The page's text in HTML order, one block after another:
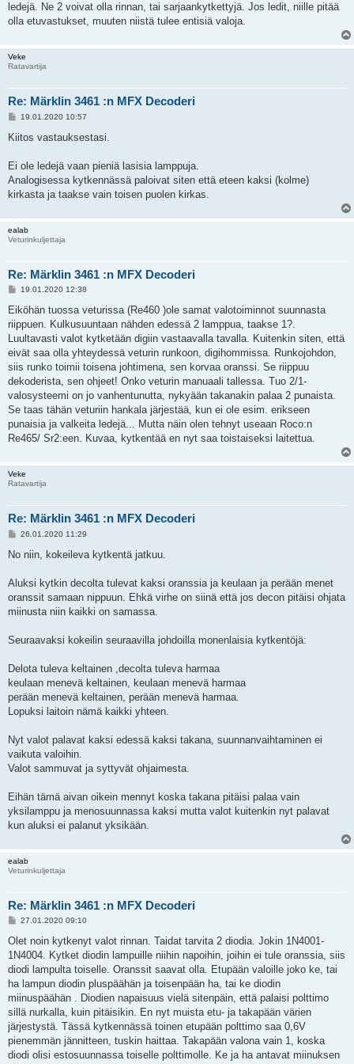
ledejä. Ne 2 voivat olla rinnan, tai sarjaankytkettyjä. Jos ledit, niille pitää
olla etuvastukset, muuten niistä tulee entisiä valoja.
Veke
Ratavartija
Re: Märklin 3461 :n MFX Decoderi
V
e
19.01.2020 10:57
Kiitos vastauksestasi.
Ei ole ledejä vaan pieniä lasisia lamppuja.
Analogisessa kytkennässä paloivat siten että eteen kaksi (kolme)
kirkasta ja taakse vain toisen puolen kirkas.
ealab
Veturinkuljettaja
Re: Märklin 3461 :n MFX Decoderi
V
e
t
i
19.01.2020 12:38
Eiköhän tuossa veturissa (Re460 )ole samat valotoiminnot suunnasta
riippuen. Kulkusuuntaan nähden edessä 2 lamppua, taakse 1?.
Luultavasti valot kytketään digiin vastaavalla tavalla. Kuitenkin siten, että
eivät saa olla yhteydessä veturin runkoon, digihommissa. Runkojohdon,
siis runko toimii toisena johtimena, sen korvaa oranssi. Se riippuu
dekoderista, sen ohjeet! Onko veturin manuaali tallessa. Tuo 2/1-
valosysteemi on jo vanhentunutta, nykyään takanakin palaa 2 punaista.
Se taas tähän veturiin hankala järjestää, kun ei ole esim. erikseen
punaisia ja valkeita ledejä... Mutta näin olen tehnyt useaan Roco:n
Re465/ Sr2:een. Kuvaa, kytkentää en nyt saa toistaiseksi laitettua.
Veke
Ratavartija
Re: Märklin 3461 :n MFX Decoderi
V
e
i
26.01.2020 11:29
No niin, kokeileva kytkentä jatkuu.
Aluksi kytkin decolta tulevat kaksi oranssia ja keulaan ja perään menet
oranssit samaan nippuun. Ehkä virhe on siinä että jos decon pitäisi ohjata
miinusta niin kaikki on samassa.
Seuraavaksi kokeilin seuraavilla johdoilla monenlaisia kytkentöjä:
Delota tuleva keltainen ,decolta tuleva harmaa
keulaan menevä keltainen, keulaan menevä harmaa
perään menevä keltainen, perään menevä harmaa.
Lopuksi laitoin nämä kaikki yhteen.
Nyt valot palavat kaksi edessä kaksi takana, suunnanvaihtaminen ei
vaikuta valoihin.
Valot sammuvat ja syttyvät ohjaimesta.
Eihän tämä aivan oikein mennyt koska takana pitäisi palaa vain
yksilamppu ja menosuunnassa kaksi mutta valot kuitenkin nyt palavat
kun aluksi ei palanut yksikään.
ealab
Veturinkuljettaja
Re: Märklin 3461 :n MFX Decoderi
V
e
t
i
27.01.2020 09:10
Olet noin kytkenyt valot rinnan. Taidat tarvita 2 diodia. Jokin 1N4001-
1N4004. Kytket diodin lampuille niihin napoihin, joihin ei tule oranssia, siis
diodi lampulta toiselle. Oranssit saavat olla. Etupään valoille joko ke, tai
ha lampun diodin pluspäähän ja toisenpään ha, tai ke diodin
miinuspäähän . Diodien napaisuus vielä sitenpäin, että palaisi polttimo
sillä nurkalla, kuin pitäisikin. En nyt muista etu- ja takapään värien
järjestystä. Tässä kytkennässä toinen etupään polttimo saa 0,6V
pienemmän jännitteen, tuskin haittaa. Takapään valona vain 1, koska
diodi olisi estosuunnassa toiselle polttimolle. Ke ja ha antavat miinuksen